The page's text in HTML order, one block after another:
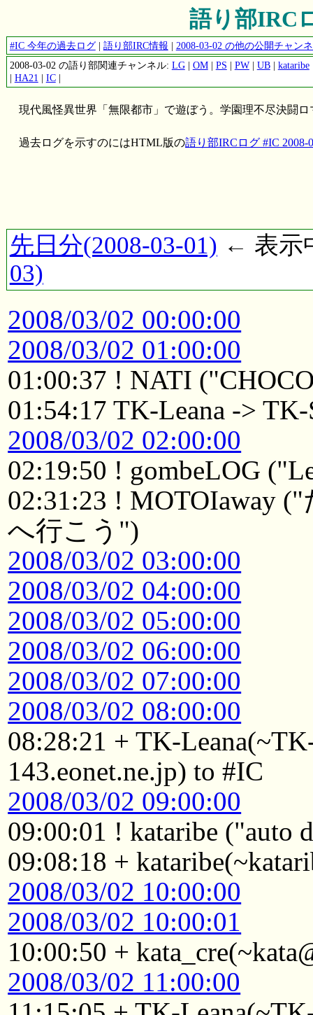
語り部IRC
#IC 今年の過去ログ| 語り部IRC情報 | 2008-03-02 の他の公開チャン
2008-03-02 の語り部関連チャンネル: LG| OM| PS | PW| UB| kataribe
| HA21 | IC|
現代風怪異世界「無限都市」で遊ぼう。学園理不尽決闘ロ
過去ログを示すのにはHTML版の語り部IRCログ #IC 2008-
先日分(2008-03-01) ← 表示
03)
2008/03/02 00:00:00
2008/03/02 01:00:00
01:00:37 ! NATI
01:54:17 TK-Leana -> TK-
2008/03/02 02:00:00
02:19:50 ! gombeLOG
02:31:23 ! MOTOIaway
へ行こう")
2008/03/02 03:00:00
2008/03/02 04:00:00
2008/03/02 05:00:00
2008/03/02 06:00:00
2008/03/02 07:00:00
2008/03/02 08:00:00
08:28:21 + TK-
143.eonet.ne.jp) to #IC
2008/03/02 09:00:00
09:00:01 ! kataribe ("auto
09:08:18 +
2008/03/02 10:00:00
2008/03/02 10:00:01
10:00:50 +
2008/03/02 11:00:00